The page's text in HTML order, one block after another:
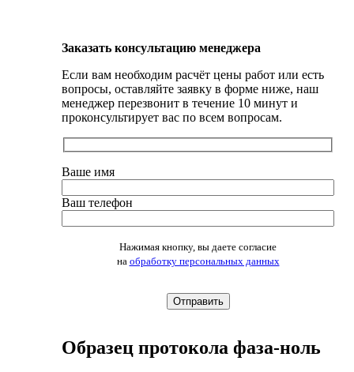
Заказать консультацию менеджера
Если вам необходим расчёт цены работ или есть
вопросы, оставляйте заявку в форме ниже, наш
менеджер перезвонит в течение 10 минут и
проконсультирует вас по всем вопросам.
Ваше имя
Ваш телефон
Оставьте это поле пустым.
Нажимая кнопку, вы даете согласие
на обработку персональных данных
Образец протокола фаза-ноль